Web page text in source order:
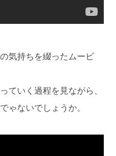
気持ちを綴ったムービ
ていく過程を見ながら、
ゃないでしょうか。